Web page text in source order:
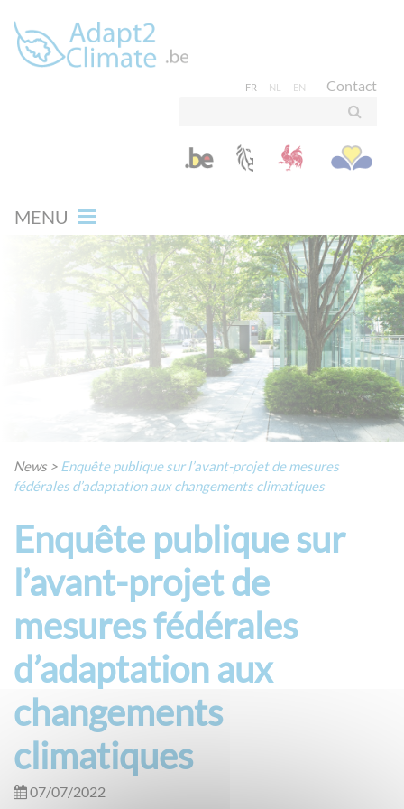
FR NL EN Contact
MENU
News > Enquête publique sur l’avant-projet de mesures
fédérales d’adaptation aux changements climatiques
Enquête publique sur
l’avant-projet de
mesures fédérales
d’adaptation aux
changements
climatiques
07/07/2022